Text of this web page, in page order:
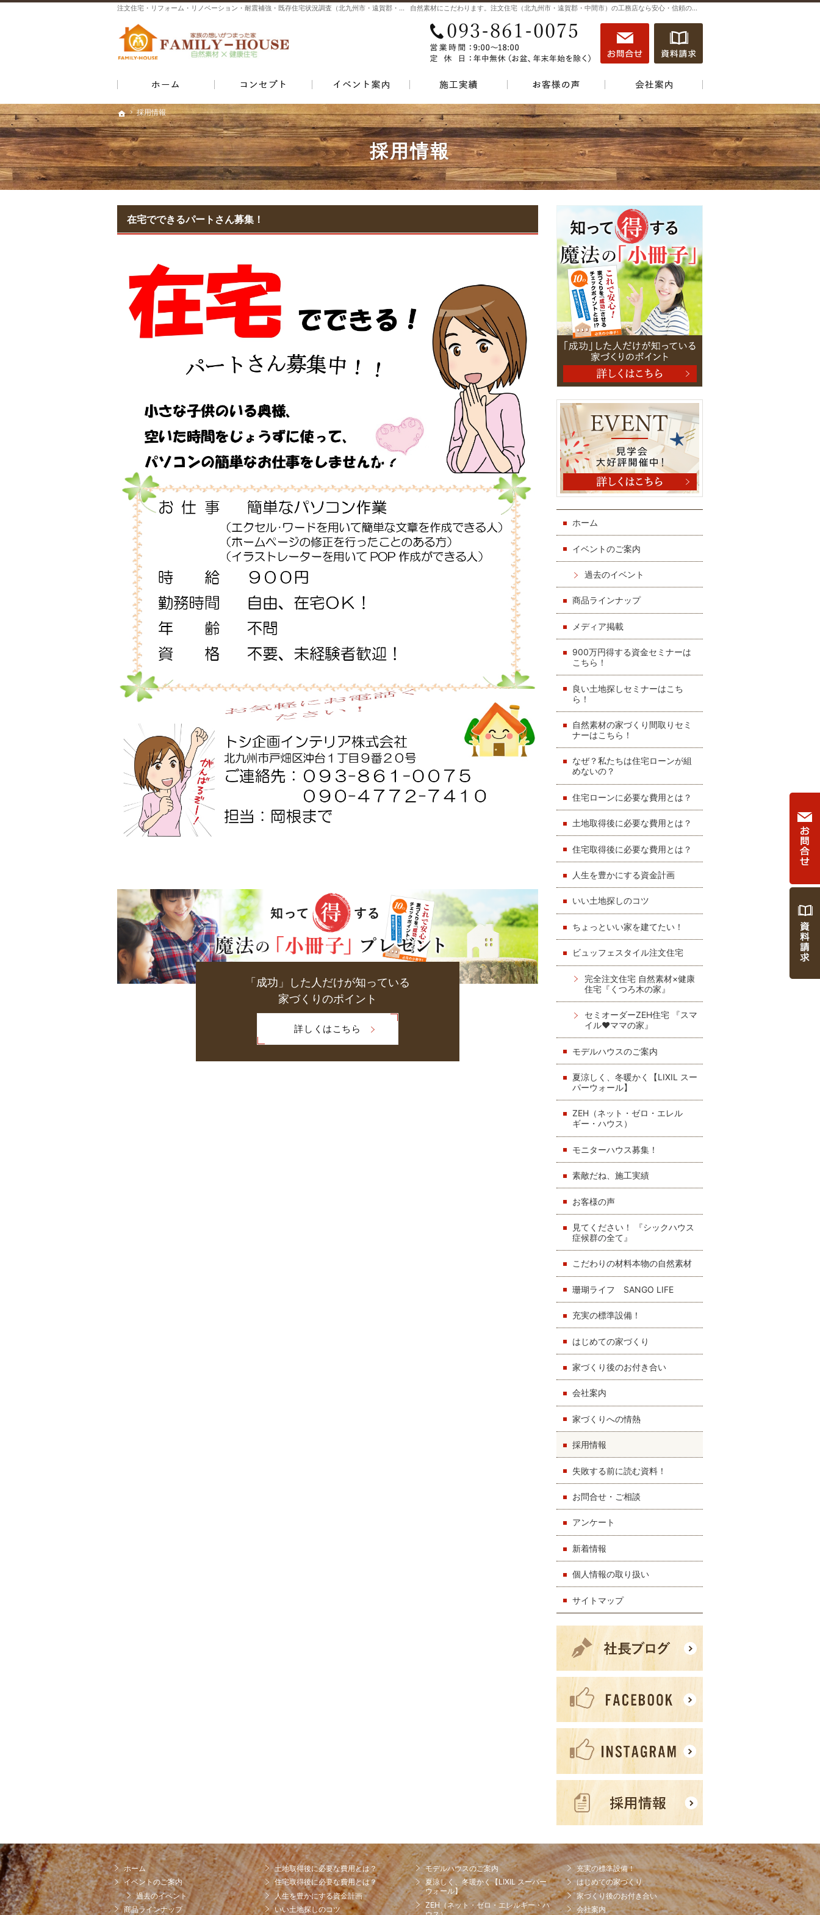
ホーム
採用情報
採用情報
自然素材にこだわります。注文住宅（北九州市・遠賀郡・中間市）の工務店なら安心・信頼の当店へ。
注文住宅・リフォーム・リノベーション・耐震補強・既存住宅状況調査（北九州市・遠賀郡・中間市）の工務店なら当店で家づくり
在宅でできるパートさん募集！
「成功」した人だけが知っている
家づくりのポイント
詳しくはこちら
ホーム
イベントのご案内
過去のイベント
商品ラインナップ
メディア掲載
900万円得する資金セミナーは
こちら！
良い土地探しセミナーはこち
ら！
自然素材の家づくり間取りセミ
ナーはこちら！
なぜ？私たちは住宅ローンが組
めないの？
住宅ローンに必要な費用とは？
土地取得後に必要な費用とは？
住宅取得後に必要な費用とは？
人生を豊かにする資金計画
いい土地探しのコツ
ちょっといい家を建てたい！
ビュッフェスタイル注文住宅
完全注文住宅 自然素材×健康
住宅『くつろ木の家』
セミオーダーZEH住宅 『スマ
イル♥ママの家』
モデルハウスのご案内
夏涼しく、冬暖かく【LIXIL スー
パーウォール】
ZEH（ネット・ゼロ・エレル
ギー・ハウス）
モニターハウス募集！
素敵だね、施工実績
お客様の声
見てください！ 『シックハウス
症候群の全て』
こだわりの材料本物の自然素材
珊瑚ライフ SANGO LIFE
充実の標準設備！
はじめての家づくり
家づくり後のお付き合い
会社案内
家づくりへの情熱
採用情報
失敗する前に読む資料！
お問合せ・ご相談
アンケート
新着情報
個人情報の取り扱い
サイトマップ
093-861-0075
営業時間
9:00～18:00
定休日
年中無休（お盆、年末年始を除く） お問合せ
ホーム
採用情報
ホーム
イベントのご案内
過去のイベント
商品ラインナップ
土地取得後に必要な費用とは？
住宅取得後に必要な費用とは？
人生を豊かにする資金計画
いい土地探しのコツ
モデルハウスのご案内
夏涼しく、冬暖かく【LIXIL スーパー
ウォール】
ZEH（ネット・ゼロ・エレルギー・ハ
充実の標準設備！
はじめての家づくり
家づくり後のお付き合い
会社案内